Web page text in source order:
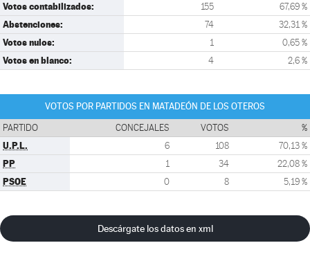
Votos contabilizados: 155 67,69 %
Abstenciones: 74 32,31 %
Votos nulos: 1 0,65 %
Votos en blanco: 4 2,6 %
VOTOS POR PARTIDOS EN MATADEÓN DE LOS OTEROS
PARTIDO CONCEJALES VOTOS %
U.P.L. 6 108 70,13 %
PP 1 34 22,08 %
PSOE 0 8 5,19 %
Descárgate los datos en xml